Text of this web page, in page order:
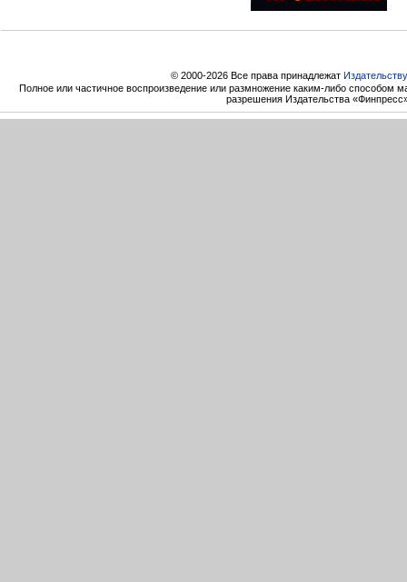
© 2000-2026 Все права принадлежат
Полное или частичное воспроизведение или размножение каким-либо способом
разрешения Издательства